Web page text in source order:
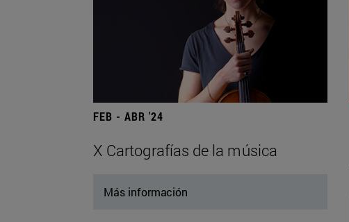
FEB - ABR '24
X Cartografías de la música
Más información